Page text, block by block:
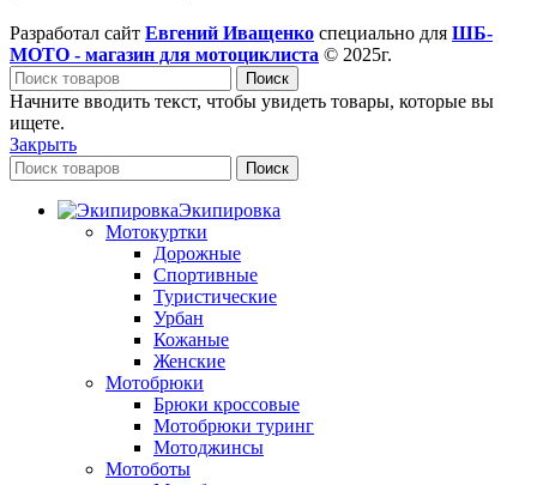
Разработал сайт Евгений Иващенко специально для ШБ-
МОТО - магазин для мотоциклиста © 2025г.
Поиск
Начните вводить текст, чтобы увидеть товары, которые вы
ищете.
Закрыть
Поиск
Экипировка
Мотокуртки
Дорожные
Спортивные
Туристические
Урбан
Кожаные
Женские
Мотобрюки
Брюки кроссовые
Мотобрюки туринг
Мотоджинсы
Мотоботы